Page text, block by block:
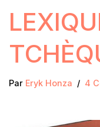
Par Eryk Honza 4